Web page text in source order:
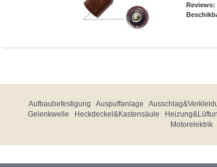
Reviews:
Aufbaubefestigung Auspuffanlage
Gelenkwelle
Heckdeckel&Kastensäule
Motorelektrik